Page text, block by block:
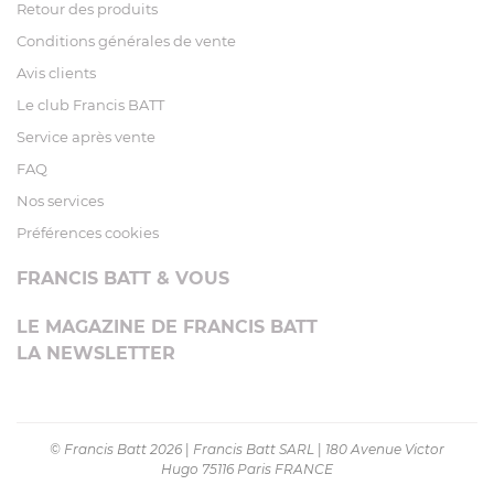
Retour des produits
Conditions générales de vente
Avis clients
Le club Francis BATT
Service après vente
FAQ
Nos services
Préférences cookies
FRANCIS BATT & VOUS
LE MAGAZINE DE FRANCIS BATT
LA NEWSLETTER
© Francis Batt 2026 Francis Batt SARL
180 Avenue Victor
Hugo 75116 Paris FRANCE